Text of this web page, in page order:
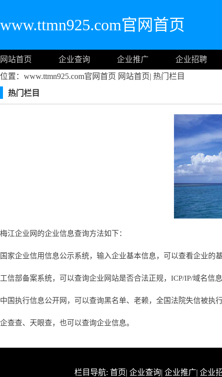
www.ttmn925.com官网首页
网站首页 企业查询 企业推广
企业招聘
位置：www.ttmn925.com官网首页 网站首页| 热门栏目
热门栏目
梅江企业网的企业信息查询方法如下：
国家企业信用信息公示系统，输入企业基本信息，可以查看企业的
工信部备案系统，可以查询企业网站是否合法正规，ICP/IP/域名信
中国执行信息公开网，可以查询黑名单、老赖，全国法院失信被执
企查查、天眼查，也可以查询企业信息。
栏目导航: 首页| 企业查询| 企业推广| 企业